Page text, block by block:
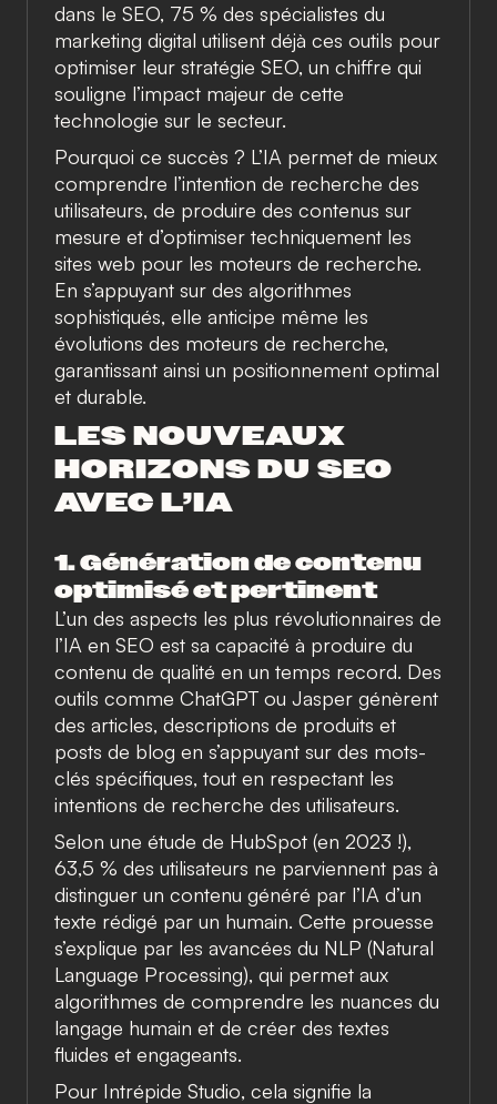
dans le SEO, 75 % des spécialistes du
marketing digital utilisent déjà ces outils pour
optimiser leur stratégie SEO, un chiffre qui
souligne l’impact majeur de cette
technologie sur le secteur.
Pourquoi ce succès ? L’IA permet de mieux
comprendre l’intention de recherche des
utilisateurs, de produire des contenus sur
mesure et d’optimiser techniquement les
sites web pour les moteurs de recherche.
En s’appuyant sur des algorithmes
sophistiqués, elle anticipe même les
évolutions des moteurs de recherche,
garantissant ainsi un positionnement optimal
et durable.
LES NOUVEAUX
HORIZONS DU SEO
AVEC L’IA
1. Génération de contenu
optimisé et pertinent
L’un des aspects les plus révolutionnaires de
l’IA en SEO est sa capacité à produire du
contenu de qualité en un temps record. Des
outils comme ChatGPT ou Jasper génèrent
des articles, descriptions de produits et
posts de blog en s’appuyant sur des mots-
clés spécifiques, tout en respectant les
intentions de recherche des utilisateurs.
Selon une étude de HubSpot (en 2023 !),
63,5 % des utilisateurs ne parviennent pas à
distinguer un contenu généré par l’IA d’un
texte rédigé par un humain. Cette prouesse
s’explique par les avancées du NLP (Natural
Language Processing), qui permet aux
algorithmes de comprendre les nuances du
langage humain et de créer des textes
fluides et engageants.
Pour Intrépide Studio, cela signifie la